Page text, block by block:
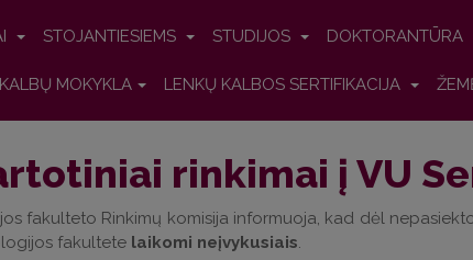
STOJANTIESIEMS STUDIJOS DOKTORANTŪRA
KALBŲ MOKYKLA LENKŲ KALBOS SERTIFIKACIJA
rinkimai į VU
fakulteto Rinkimų komisija informuoja, kad dėl
fakultete laikomi neįvykusiais.